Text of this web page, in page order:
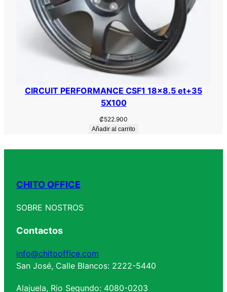
CIRCUIT PERFORMANCE CSF1 18×8.5 et+35
5X100
₡522.900
Añadir al carrito
CHITO OFFICE
SOBRE NOSTROS
Contactos
info@chitooffice.com
San José, Calle Blancos: 2222-5440
Alajuela, Rio Segundo: 4080-0203